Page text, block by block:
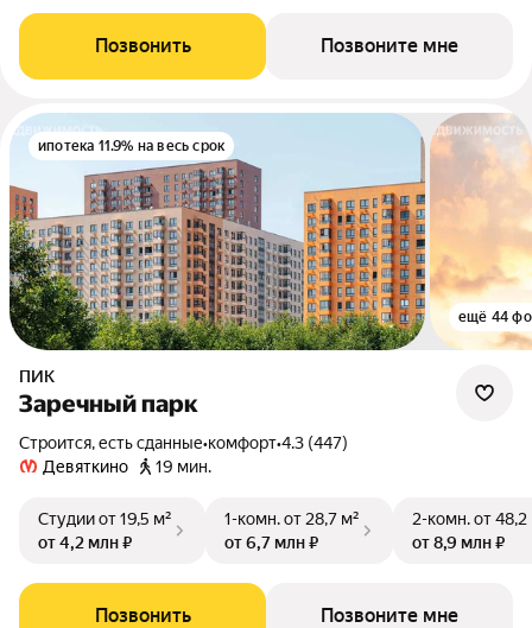
Позвонить Позвоните мне
ипотека 11.9% на весь срок
ещё 44
ПИК
Заречный парк
Строится, есть сданные•комфорт•4.3 (447)
Девяткино
19 мин.
Студииот 19,5 м²
от 4,2 млн ₽
1-комн.от 28,7 м²
от 6,7 млн ₽
2-комн.от 48,2
от 8,9 млн ₽
Позвонить Позвоните мне